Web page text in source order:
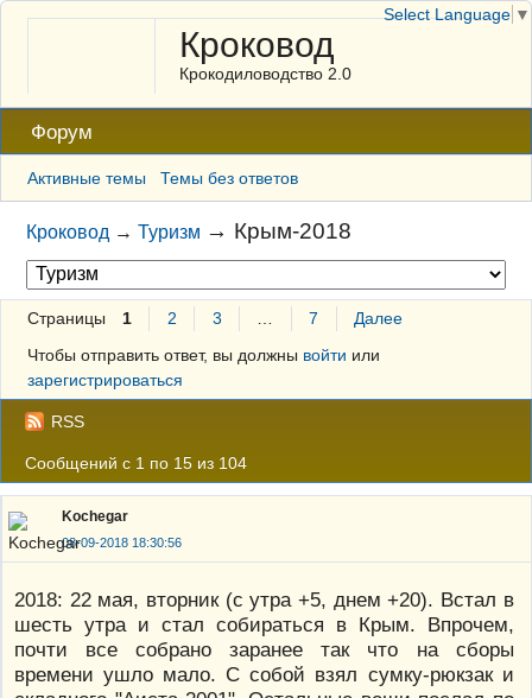
Кроковод
Крокодиловодство 2.0
Форум
Активные темы Темы без ответов
Кроковод →Туризм → Крым-2018
Страницы 1 2 3 7
Далее
Чтобы отправить ответ, вы должны войти или
зарегистрироваться
RSS
Сообщений с 1 по 15 из 104
Kochegar
08-09-2018 18:30:56
2018: 22 мая, вторник (с утра +5, днем +20). Встал в
шесть утра и стал собираться в Крым. Впрочем,
почти все собрано заранее так что на сборы
времени ушло мало. С собой взял сумку-рюкзак и
Select Language ▼